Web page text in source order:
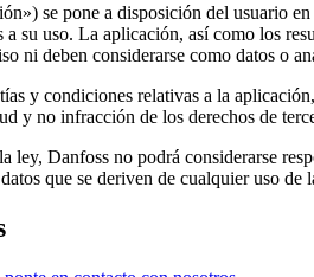
se pone a disposición del usuario
a su uso. La aplicación, así como los
ni deben considerarse como datos o
y condiciones relativas a la
y no infracción de los derechos de
ley, Danfoss no podrá considerarse
que se deriven de cualquier uso de